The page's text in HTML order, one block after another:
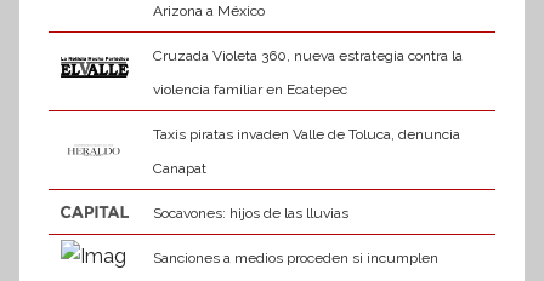
Arizona a México
Cruzada Violeta 360, nueva estrategia contra la
violencia familiar en Ecatepec
Taxis piratas invaden Valle de Toluca, denuncia
Canapat
Socavones: hijos de las lluvias
Sanciones a medios proceden si incumplen